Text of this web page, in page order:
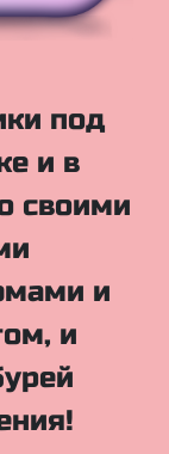
под
и в
своими
и
и